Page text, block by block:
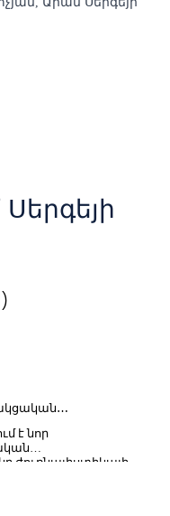
է նոր
ժուռնալիստիկայի
միջավայրի